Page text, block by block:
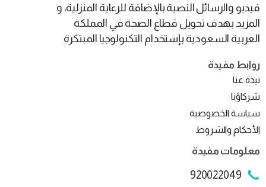
فيديو والرسائل النصية بالإضافة للرعاية المنزلية، و
المزيد بهدف تحويل قطاع الصحة في المملكة
العربية السعودية بإستخدام التكنولوجيا المبتكرة
روابط مفيدة
نبذة عنا
شركاؤنا
سياسة الخصوصية
الأحكام والشروط
معلومات مفيدة
920022049